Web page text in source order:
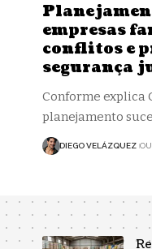
empresas
conflitos e
segurança
Conforme explica
planejamento
DIEGO VELÁZQUEZ